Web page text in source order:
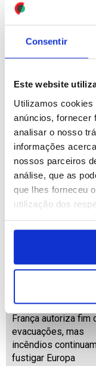
Consentir
Este website
Utilizamos cookies
anúncios, fornecer
analisar o nosso
informações
nossos parceiros
análise, que as
que lhes forneceu
utilização dos
Lucros da CGD
2,2% para 913 ME
semestre (editado)
ID: 47543806 Date: 30/07/
França autoriza fim
evacuações, mas
incêndios
fustigar Europa